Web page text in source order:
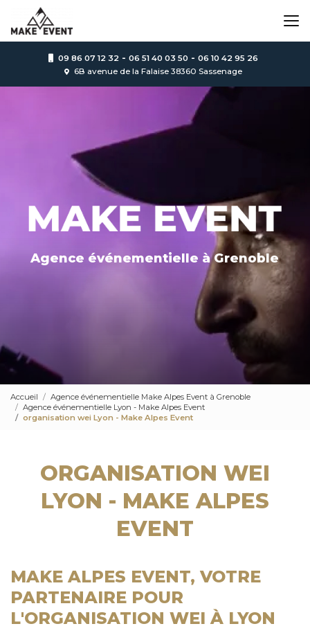
contenu
principal
09 86 07 12 32 - 06 51 40 03 50 - 06 10 42 95 26
6B avenue de la Falaise 38360 Sassenage
Agence événementielle à Grenoble
Accueil
Agence événementielle Make Alpes Event à Grenoble
Agence événementielle Lyon - Make Alpes Event
organisation wei Lyon - Make Alpes Event
ORGANISATION WEI
LYON - MAKE ALPES
EVENT
MAKE ALPES EVENT, VOTRE
PARTENAIRE POUR
L'ORGANISATION WEI À LYON